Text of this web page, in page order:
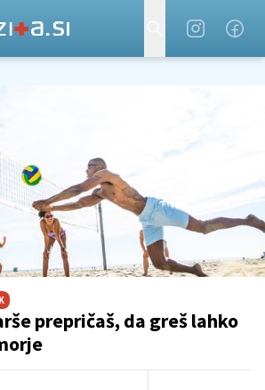
prepričaš, da greš lahko